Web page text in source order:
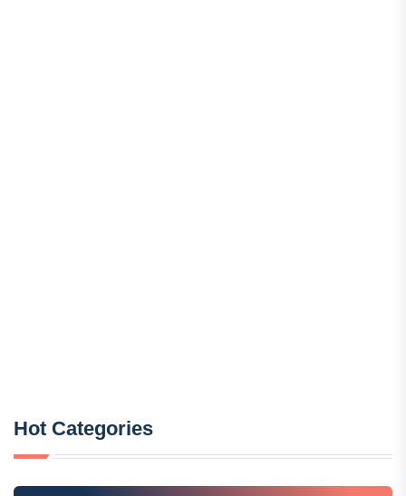
Hot Categories